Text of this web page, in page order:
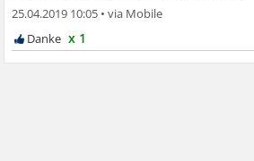
25.04.2019 10:05 •
x 1